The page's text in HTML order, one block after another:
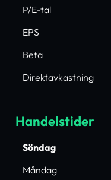
P/E-tal
EPS
Beta
Direktavkastning
Handelstider
Söndag
Måndag